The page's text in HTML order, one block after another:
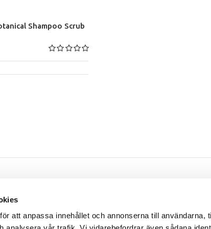
att anpassa innehållet och annonserna till användarna,
Shampoo Scrub